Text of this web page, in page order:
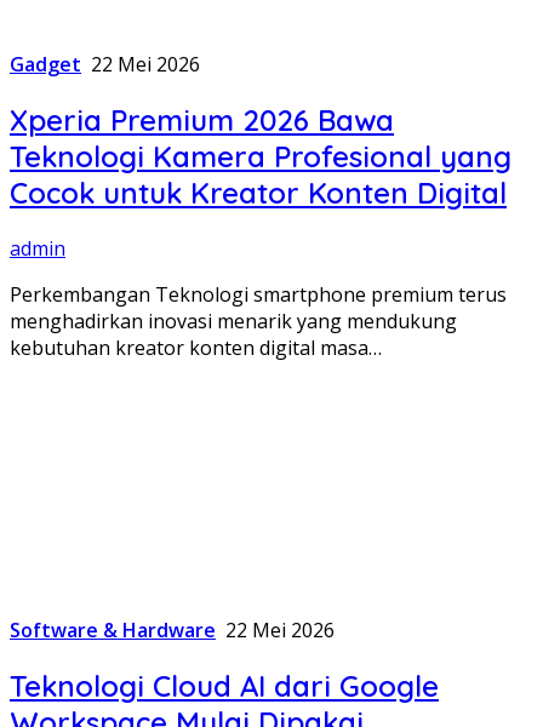
Gadget 22 Mei 2026
Xperia Premium 2026 Bawa
Teknologi Kamera Profesional yang
Cocok untuk Kreator Konten Digital
admin
Perkembangan Teknologi smartphone premium terus
menghadirkan inovasi menarik yang mendukung
kebutuhan kreator konten digital masa…
Software & Hardware 22 Mei 2026
Teknologi Cloud AI dari Google